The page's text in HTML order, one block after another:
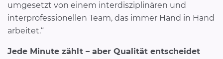
umgesetzt von einem interdisziplinären und
interprofessionellen Team, das immer Hand in Hand
arbeitet.“
Jede Minute zählt – aber Qualität entscheidet